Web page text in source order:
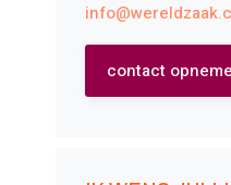
contact